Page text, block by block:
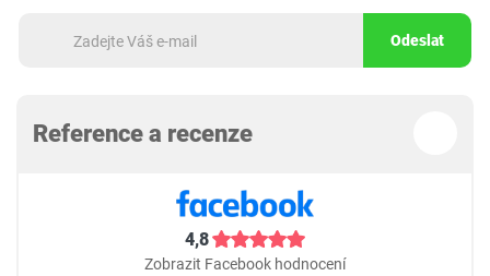
Odeslat
Reference a recenze
4,8
Zobrazit Facebook hodnocení